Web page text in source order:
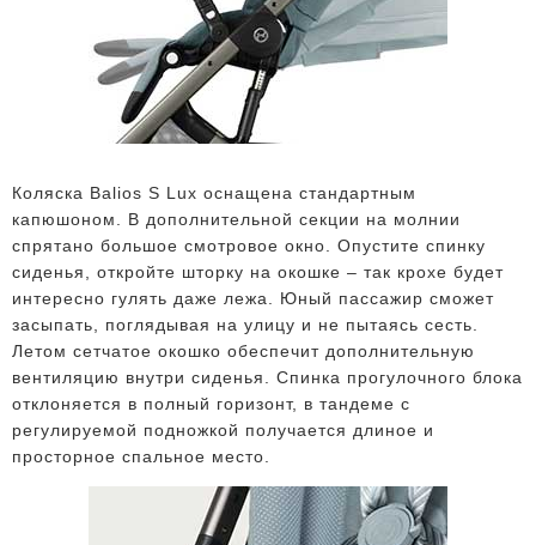
Коляска Balios S Lux оснащена стандартным
капюшоном. В дополнительной секции на молнии
спрятано большое смотровое окно. Опустите спинку
сиденья, откройте шторку на окошке – так крохе будет
интересно гулять даже лежа. Юный пассажир сможет
засыпать, поглядывая на улицу и не пытаясь сесть.
Летом сетчатое окошко обеспечит дополнительную
вентиляцию внутри сиденья. Спинка прогулочного блока
отклоняется в полный горизонт, в тандеме с
регулируемой подножкой получается длиное и
просторное спальное место.